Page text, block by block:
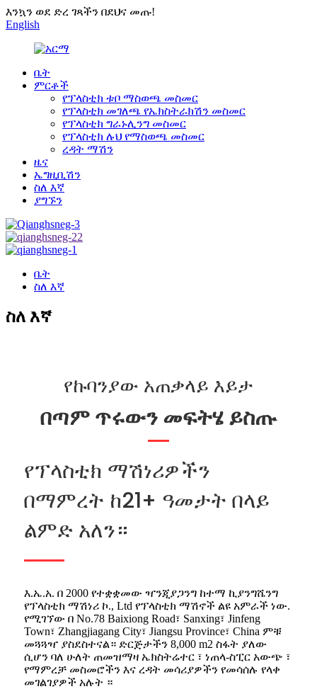
እንኳን ወደ ድረ ገጻችን በደህና መጡ!
English
ቤት
ምርቶች
የፕላስቲክ ቱቦ ማስወጫ መስመር
የፕላስቲክ መገለጫ የኤክስትራክሽን መስመር
የፕላስቲክ ግራኑሊንግ መስመር
የፕላስቲክ ሉህ የማስወጫ መስመር
ረዳት ማሽን
ዜና
ኤግዚቢሽን
ስለ እኛ
ያግኙን
ቤት
ስለ እኛ
ስለ እኛ
የኩባንያው አጠቃላይ እይታ
በጣም ጥሩውን መፍትሄ ይስጡ
የፕላስቲክ ማሽነሪዎችን
በማምረት ከ21+ ዓመታት በላይ
ልምድ አለን።
እ.ኤ.አ. በ 2000 የተቋቋመው ዣንጂያጋንግ ከተማ ኪያንግሼንግ
የፕላስቲክ ማሽነሪ ኮ., Ltd የፕላስቲክ ማሽኖች ልዩ አምራች ነው.
የሚገኘው በ No.78 Baixiong Road፣ Sanxing፣ Jinfeng
Town፣ Zhangjiagang City፣ Jiangsu Province፣ China ምቹ
መጓጓዣ ያስደስተናል። ድርጅታችን 8,000 m2 ስፋት ያለው
ሲሆን ባለ ሁለት ጠመዝማዛ ኤክስትሬተር ፣ ነጠላ-ስፒር አውጭ ፣
የማምረቻ መስመሮችን እና ረዳት መሳሪያዎችን የመሳሰሉ የላቀ
መገልገያዎች አሉት ።